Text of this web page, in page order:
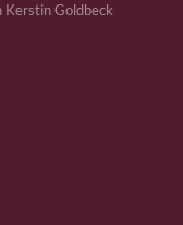
Goldbeck